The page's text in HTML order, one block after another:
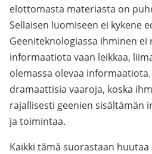
elottomasta materiasta on
Sellaisen luomiseen ei kykene
Geeniteknologiassa ihminen ei
informaatiota vaan leikkaa,
olemassa olevaa
dramaattisia vaaroja, koska
rajallisesti geenien sisältämän
ja toimintaa.
Kaikki tämä suorastaan